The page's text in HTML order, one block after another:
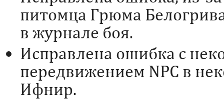
питомца Грюма
в журнале боя.
Исправлена ошибка с
передвижением NPC в
Ифнир.